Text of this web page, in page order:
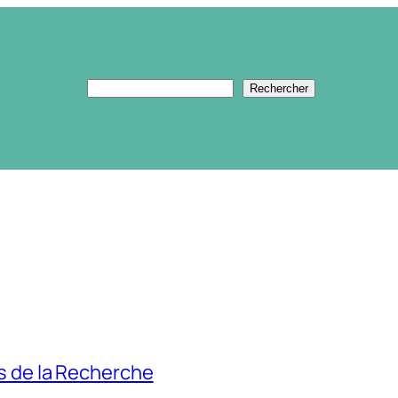
Rechercher Rechercher
de la Recherche